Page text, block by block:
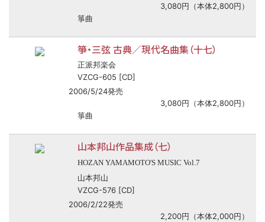
3,080円（本体2,800円）
箏曲
箏・三弦 古典／現代名曲集（十七）
正派邦楽会
VZCG-605 [CD]
2006/5/24発売
3,080円（本体2,800円）
箏曲
山本邦山作品集成（七）
HOZAN YAMAMOTO'S MUSIC Vol.7
山本邦山
VZCG-576 [CD]
2006/2/22発売
2,200円（本体2,000円）